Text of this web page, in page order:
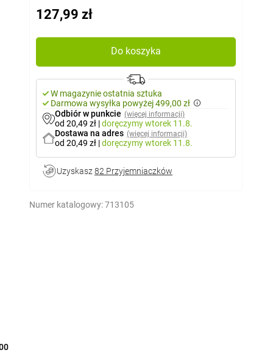
127,99 zł
Do koszyka
W magazynie ostatnia sztuka
Darmowa wysyłka powyżej 499,00 zł
Odbiór w punkcie (więcej informacji)
od 20,49 zł |doręczymywtorek 11.8.
Dostawa na adres (więcej informacji)
od 20,49 zł |doręczymywtorek 11.8.
Uzyskasz 82 Przyjemniaczków
Numer katalogowy:713105